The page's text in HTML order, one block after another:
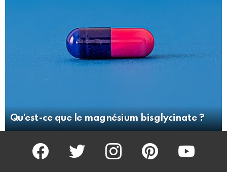
Qu’est-ce que le magnésium bisglycinate ?
facebook twitter instagram pinterest youtube